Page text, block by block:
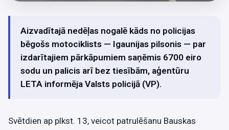
Aizvadītajā nedēļas nogalē kāds no policijas
bēgošs motociklists — Igaunijas pilsonis — par
izdarītajiem pārkāpumiem saņēmis 6700 eiro
sodu un palicis arī bez tiesībām, aģentūru
LETA informēja Valsts policijā (VP).
Svētdien ap plkst. 13, veicot patrulēšanu Bauskas